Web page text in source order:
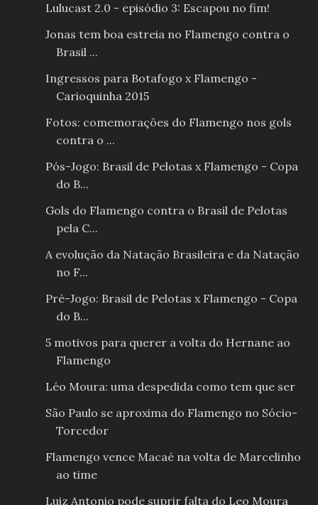
Lulucast 2.0 - episódio 3: Escapou no fim!
Jonas tem boa estreia no Flamengo contra o
Brasil ...
Ingressos para Botafogo x Flamengo -
Carioquinha 2015
Fotos: comemorações do Flamengo nos gols
contra o ...
Pós-Jogo: Brasil de Pelotas x Flamengo - Copa
do B...
Gols do Flamengo contra o Brasil de Pelotas
pela C...
A evolução da Natação Brasileira e da Natação
no F...
Pré-Jogo: Brasil de Pelotas x Flamengo - Copa
do B...
5 motivos para querer a volta do Hernane ao
Flamengo
Léo Moura: uma despedida como tem que ser
São Paulo se aproxima do Flamengo no Sócio-
Torcedor
Flamengo vence Macaé na volta de Marcelinho
ao time
Luiz Antonio pode suprir falta do Leo Moura